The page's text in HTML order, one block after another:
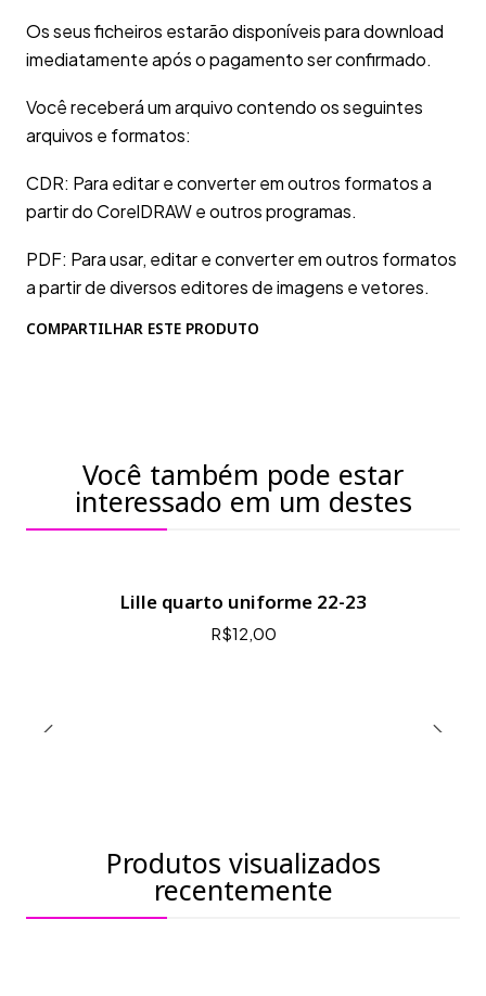
Os seus ficheiros estarão disponíveis para download
imediatamente após o pagamento ser confirmado.
Você receberá um arquivo contendo os seguintes
arquivos e formatos:
CDR: Para editar e converter em outros formatos a
partir do CorelDRAW e outros programas.
PDF: Para usar, editar e converter em outros formatos
a partir de diversos editores de imagens e vetores.
COMPARTILHAR ESTE PRODUTO
Você também pode estar
interessado em um destes
Lille quarto uniforme 22-23
R$12,00
Produtos visualizados
recentemente